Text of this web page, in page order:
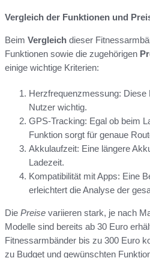
Vergleich der Funktionen und
Beim Vergleich dieser
Funktionen sowie die zugehörigen
einige wichtige Kriterien:
Herzfrequenzmessung: Diese
Nutzer wichtig.
GPS-Tracking: Egal ob beim
Funktion sorgt für genaue
Akkulaufzeit: Eine längere
Ladezeit.
Kompatibilität mit Apps: Eine
erleichtert die Analyse der
Die Preise variieren stark, je nach
Modelle sind bereits ab 30 Euro
Fitnessarmbänder bis zu 300 Euro
zu Budget und gewünschten